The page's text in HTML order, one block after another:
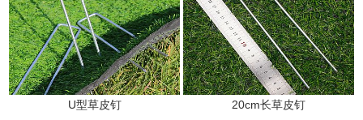
U型草皮钉 20cm长草皮钉